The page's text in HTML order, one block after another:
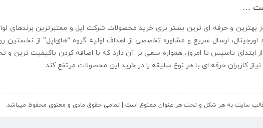
…
۱۳۹۲ تا امروز بهترین و حرفه ای ترین بستر برای خرید محصولات شرکت اپل و معتبرترین
ارسال سریع و مشاوره تخصصی از اهداف اولیه گروه “های‌اپل” از نخستین
ابتدای تاسیس تا امروز، همواره سعی بر آن دارد که با اضافه کردن باکیفیت ترین و
نیاز کاربران حرفه ای با هر نوع سلیقه را در خرید این محصولات مرتفع کند.
قالب سایت به هر شکل و تحت هر عنوان ممنوع است | تمامی حقوق مادی و معنوی محفوظ میباشد.